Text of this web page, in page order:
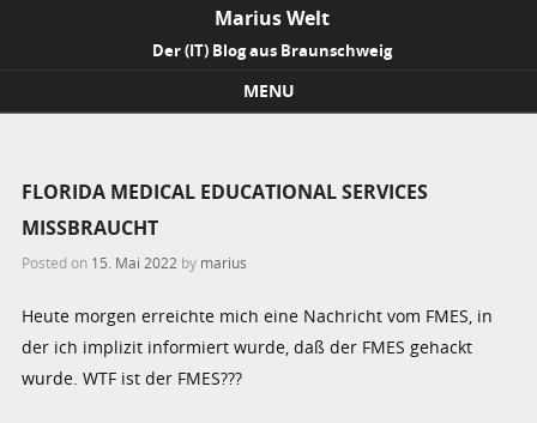
Marius Welt
Der (IT) Blog aus Braunschweig
MENU
FLORIDA MEDICAL EDUCATIONAL SERVICES
MISSBRAUCHT
Posted on 15. Mai 2022 by marius
Heute morgen erreichte mich eine Nachricht vom FMES, in
der ich implizit informiert wurde, daß der FMES gehackt
wurde. WTF ist der FMES???